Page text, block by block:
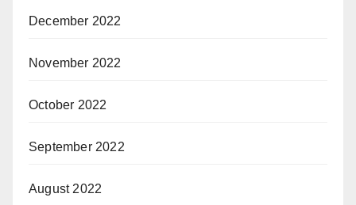
December 2022
November 2022
October 2022
September 2022
August 2022